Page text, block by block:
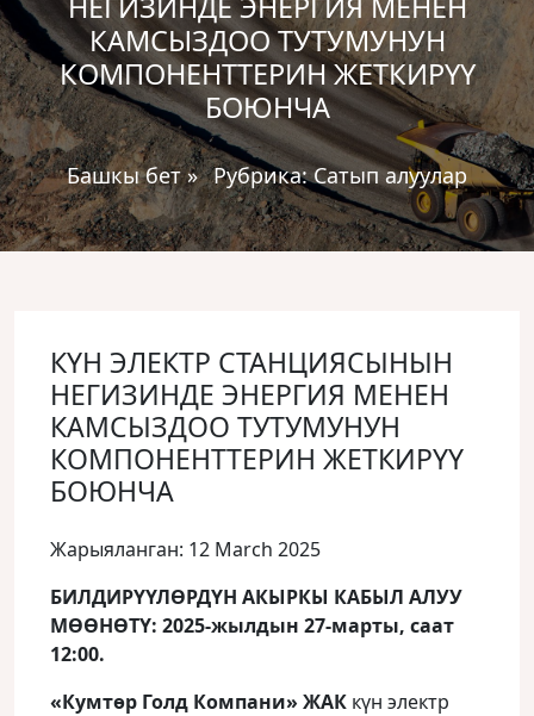
КАМСЫЗДОО ТУТУМУНУН
КОМПОНЕНТТЕРИН ЖЕТКИРҮҮ
БОЮНЧА
Башкы бет» Рубрика:Сатып алуулар
КҮН ЭЛЕКТР СТАНЦИЯСЫНЫН
НЕГИЗИНДЕ ЭНЕРГИЯ МЕНЕН
КАМСЫЗДОО ТУТУМУНУН
КОМПОНЕНТТЕРИН ЖЕТКИРҮҮ
БОЮНЧА
Жарыяланган: 12 March 2025
БИЛДИРҮҮЛӨРДҮН АКЫРКЫ КАБЫЛ АЛУУ
МӨӨНӨТҮ: 2025-жылдын 27-марты, саат
12:00.
«Кумтөр Голд Компани» ЖАК күн электр